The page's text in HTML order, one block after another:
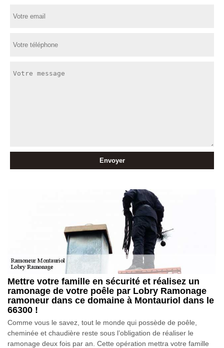
Mettre votre famille en sécurité et réalisez un
ramonage de votre poêle par Lobry Ramonage
ramoneur dans ce domaine à Montauriol dans le
66300 !
Comme vous le savez, tout le monde qui possède de poêle,
cheminée et chaudière reste sous l’obligation de réaliser le
ramonage deux fois par an. Cette opération mettra votre famille